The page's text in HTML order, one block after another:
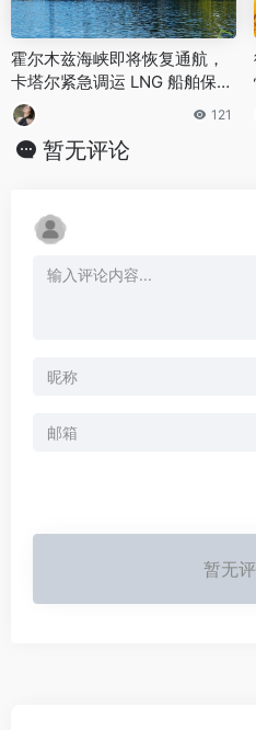
霍尔木兹海峡即将恢复通航，
卡塔尔紧急调运 LNG 船舶保障
出口
121
暂无评论
暂无